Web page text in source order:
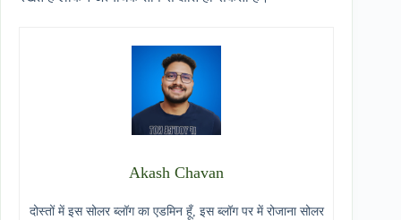
Akash Chavan
दोस्तों में इस सोलर ब्लॉग का एडमिन हूँ, इस ब्लॉग पर में रोजाना सोलर